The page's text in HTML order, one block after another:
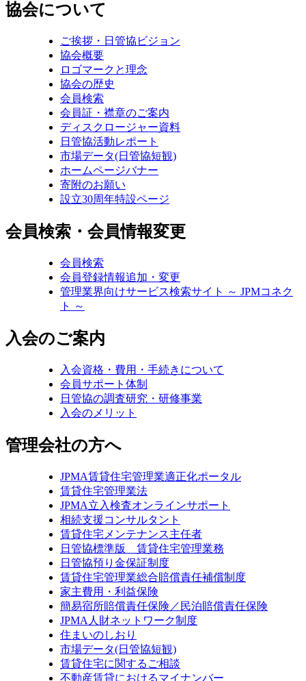
協会について
ご挨拶・日管協ビジョン
協会概要
ロゴマークと理念
協会の歴史
会員検索
会員証・襟章のご案内
ディスクロージャー資料
日管協活動レポート
市場データ(日管協短観)
ホームページバナー
寄附のお願い
設立30周年特設ページ
会員検索・会員情報変更
会員検索
会員登録情報追加・変更
管理業界向けサービス検索サイト ～ JPMコネク
ト ～
入会のご案内
入会資格・費用・手続きについて
会員サポート体制
日管協の調査研究・研修事業
入会のメリット
管理会社の方へ
JPMA賃貸住宅管理業適正化ポータル
賃貸住宅管理業法
JPMA立入検査オンラインサポート
相続支援コンサルタント
賃貸住宅メンテナンス主任者
日管協標準版 賃貸住宅管理業務
日管協預り金保証制度
賃貸住宅管理業総合賠償責任補償制度
家主費用・利益保険
簡易宿所賠償責任保険／民泊賠償責任保険
JPMA人財ネットワーク制度
住まいのしおり
市場データ(日管協短観)
賃貸住宅に関するご相談
不動産賃貸におけるマイナンバー